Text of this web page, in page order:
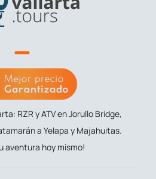
RZR y ATV en Jorullo Bridge,
a Yelapa y Majahuitas.
aventura hoy mismo!